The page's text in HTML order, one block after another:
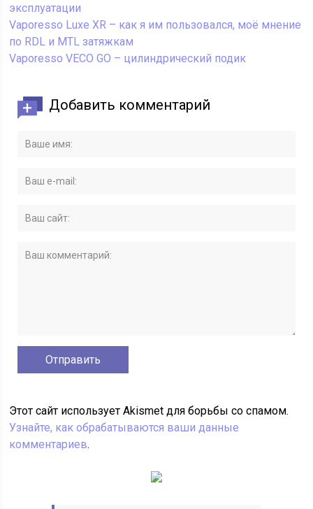
эксплуатации
Vaporesso Luxe XR – как я им пользовался, моё мнение
по RDL и MTL затяжкам
Vaporesso VECO GO – цилиндрический подик
Добавить комментарий
Этот сайт использует Akismet для борьбы со спамом.
Узнайте, как обрабатываются ваши данные
комментариев.